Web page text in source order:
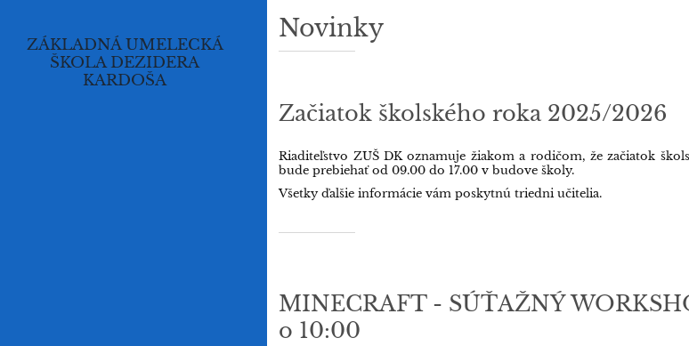
ZÁKLADNÁ UMELECKÁ
ŠKOLA DEZIDERA
KARDOŠA
Novinky
Novinky
Začiatok školského roka 2025/2026
Riaditeľstvo ZUŠ DK oznamuje žiakom a rodičom, že začiatok
bude prebiehať od 09.00 do 17.00 v budove školy.
Všetky ďalšie informácie vám poskytnú triedni učitelia.
MINECRAFT - SÚŤAŽNÝ
o 10:00